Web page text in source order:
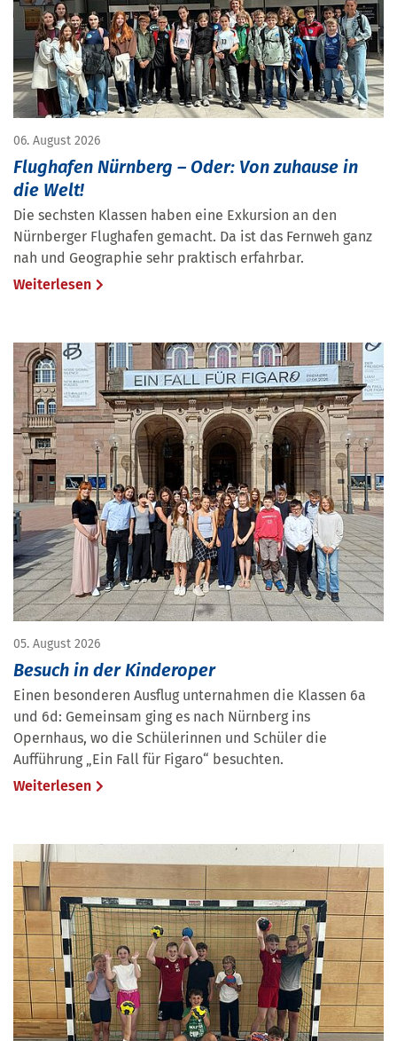
06. August 2026
Flughafen Nürnberg – Oder: Von zuhause in
die Welt!
Die sechsten Klassen haben eine Exkursion an den
Nürnberger Flughafen gemacht. Da ist das Fernweh ganz
nah und Geographie sehr praktisch erfahrbar.
Weiterlesen
05. August 2026
Besuch in der Kinderoper
Einen besonderen Ausflug unternahmen die Klassen 6a
und 6d: Gemeinsam ging es nach Nürnberg ins
Opernhaus, wo die Schülerinnen und Schüler die
Aufführung „Ein Fall für Figaro“ besuchten.
Weiterlesen